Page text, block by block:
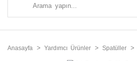
Anasayfa Yardımcı Ürünler Spatüller